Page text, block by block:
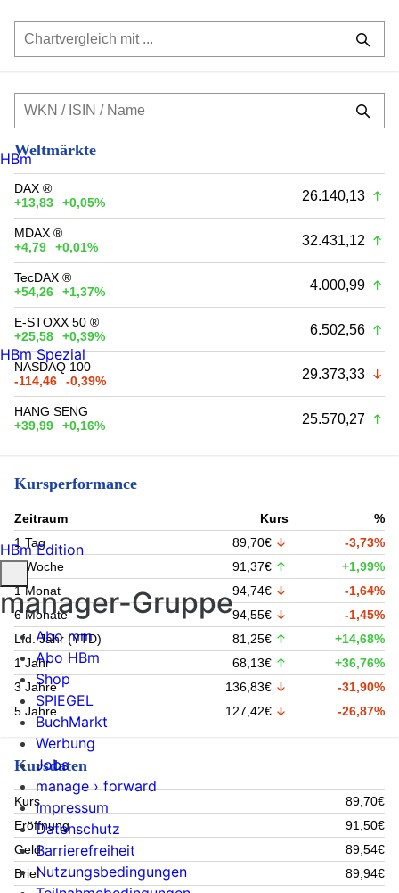
Weltmärkte
DAX ®
+13,83
+0,05% 26.140,13
MDAX ®
+4,79
+0,01% 32.431,12
TecDAX ®
+54,26
+1,37% 4.000,99
E-STOXX 50 ®
+25,58
+0,39% 6.502,56
NASDAQ 100
-114,46
-0,39% 29.373,33
HANG SENG
+39,99
+0,16% 25.570,27
Kursperformance
Zeitraum Kurs
%
1 Tag
89,70€
-3,73%
1 Woche
91,37€
+1,99%
1 Monat
94,74€
-1,64%
6 Monate
94,55€
-1,45%
Lfd. Jahr (YTD)
81,25€
+14,68%
1 Jahr
68,13€
+36,76%
3 Jahre
136,83€
-31,90%
5 Jahre
127,42€ -26,87%
Kursdaten
Kurs
89,70€
Eröffnung
91,50€
Geld
89,54€
Brief
89,94€
HBm
HBm Spezial
HBm Edition
manager-Gruppe
Abo mm
Abo HBm
Shop
SPIEGEL
BuchMarkt
Werbung
Jobs
manage › forward
Impressum
Datenschutz
Barrierefreiheit
Nutzungsbedingungen